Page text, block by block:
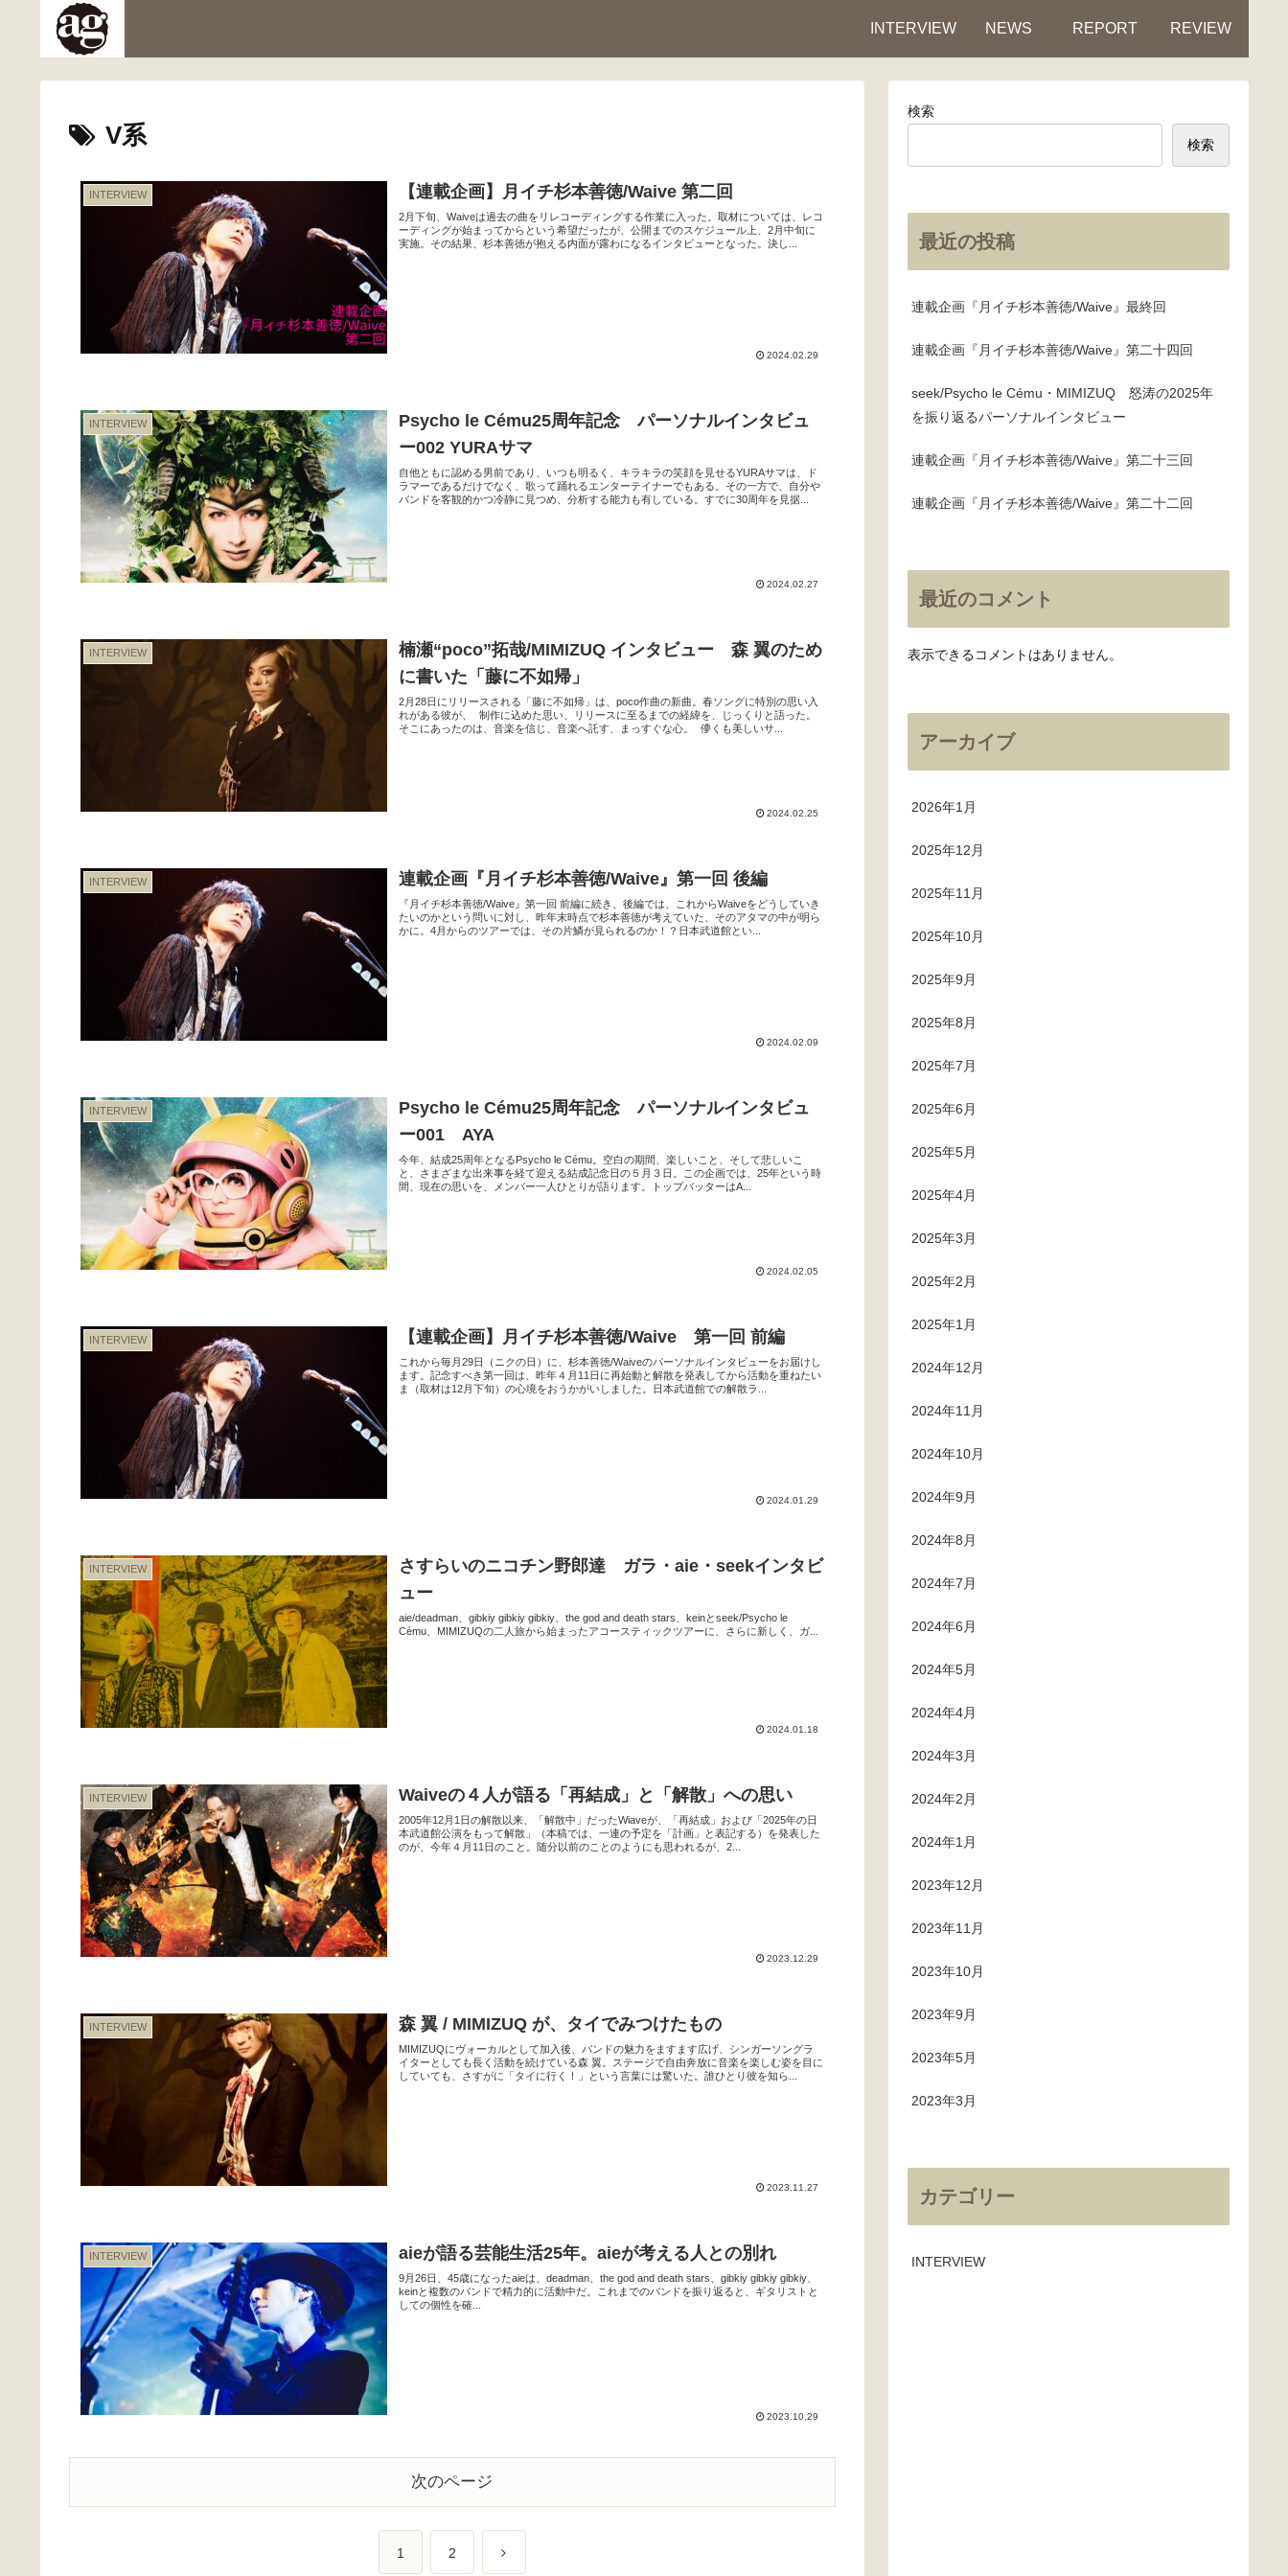
INTERVIEW NEWS REPORT REVIEW
V系
INTERVIEW 【連載企画】月イチ杉本善徳/Waive 第二回
2月下旬、Waiveは過去の曲をリレコーディングする作業に入った。取材については、レコ
ーディングが始まってからという希望だったが、公開までのスケジュール上、2月中旬に
実施。その結果、杉本善徳が抱える内面が露わになるインタビューとなった。決し...
2024.02.29
INTERVIEW
Psycho le Cému25周年記念 パーソナルインタビュ
ー002 YURAサマ
自他ともに認める男前であり、いつも明るく、キラキラの笑顔を見せるYURAサマは、ド
ラマーであるだけでなく、歌って踊れるエンターテイナーでもある。その一方で、自分や
バンドを客観的かつ冷静に見つめ、分析する能力も有している。すでに30周年を見据...
2024.02.27
INTERVIEW
楠瀬“poco”拓哉/MIMIZUQ インタビュー 森 翼のため
に書いた「藤に不如帰」
2月28日にリリースされる「藤に不如帰」は、poco作曲の新曲。春ソングに特別の思い入
れがある彼が、 制作に込めた思い、リリースに至るまでの経緯を、じっくりと語った。
そこにあったのは、音楽を信じ、音楽へ託す、まっすぐな心。 儚くも美しいサ...
2024.02.25
INTERVIEW 連載企画『月イチ杉本善徳/Waive』第一回 後編
『月イチ杉本善徳/Waive』第一回 前編に続き、後編では、これからWaiveをどうしていき
たいのかという問いに対し、昨年末時点で杉本善徳が考えていた、そのアタマの中が明ら
かに。4月からのツアーでは、その片鱗が見られるのか！？日本武道館とい...
2024.02.09
INTERVIEW
Psycho le Cému25周年記念 パーソナルインタビュ
ー001 AYA
今年、結成25周年となるPsycho le Cému。空白の期間、楽しいこと、そして悲しいこ
と、さまざまな出来事を経て迎える結成記念日の５月３日。この企画では、25年という時
間、現在の思いを、メンバー一人ひとりが語ります。トップバッターはA...
2024.02.05
INTERVIEW 【連載企画】月イチ杉本善徳/Waive 第一回 前編
これから毎月29日（ニクの日）に、杉本善徳/Waiveのパーソナルインタビューをお届けし
ます。記念すべき第一回は、昨年４月11日に再始動と解散を発表してから活動を重ねたい
ま（取材は12月下旬）の心境をおうかがいしました。日本武道館での解散ラ...
2024.01.29
INTERVIEW
さすらいのニコチン野郎達 ガラ・aie・seekインタビ
ュー
aie/deadman、gibkiy gibkiy gibkiy、the god and death stars、keinとseek/Psycho le
Cému、MIMIZUQの二人旅から始まったアコースティックツアーに、さらに新しく、ガ...
2024.01.18
INTERVIEW Waiveの４人が語る「再結成」と「解散」への思い
2005年12月1日の解散以来、「解散中」だったWiaveが、「再結成」および「2025年の日
本武道館公演をもって解散」（本稿では、一連の予定を「計画」と表記する）を発表した
のが、今年４月11日のこと。随分以前のことのようにも思われるが、2...
2023.12.29
INTERVIEW 森 翼 / MIMIZUQ が、タイでみつけたもの
MIMIZUQにヴォーカルとして加入後、バンドの魅力をますます広げ、シンガーソングラ
イターとしても長く活動を続けている森 翼。ステージで自由奔放に音楽を楽しむ姿を目に
していても、さすがに「タイに行く！」という言葉には驚いた。誰ひとり彼を知ら...
2023.11.27
INTERVIEW aieが語る芸能生活25年。aieが考える人との別れ
9月26日、45歳になったaieは、deadman、the god and death stars、gibkiy gibkiy gibkiy、
keinと複数のバンドで精力的に活動中だ。これまでのバンドを振り返ると、ギタリストと
しての個性を確...
2023.10.29
次のページ
1 2
検索
検索
最近の投稿
連載企画『月イチ杉本善徳/Waive』最終回
連載企画『月イチ杉本善徳/Waive』第二十四回
seek/Psycho le Cému・MIMIZUQ 怒涛の2025年
を振り返るパーソナルインタビュー
連載企画『月イチ杉本善徳/Waive』第二十三回
連載企画『月イチ杉本善徳/Waive』第二十二回
最近のコメント
表示できるコメントはありません。
アーカイブ
2026年1月
2025年12月
2025年11月
2025年10月
2025年9月
2025年8月
2025年7月
2025年6月
2025年5月
2025年4月
2025年3月
2025年2月
2025年1月
2024年12月
2024年11月
2024年10月
2024年9月
2024年8月
2024年7月
2024年6月
2024年5月
2024年4月
2024年3月
2024年2月
2024年1月
2023年12月
2023年11月
2023年10月
2023年9月
2023年5月
2023年3月
カテゴリー
INTERVIEW